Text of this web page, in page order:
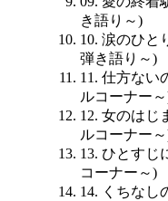
き語り～)
10. 涙のひと
弾き語り～)
11. 仕方ない
ルコーナー
12. 女のはじ
ルコーナー
13. ひとすじ
コーナー～)
14. くちなし